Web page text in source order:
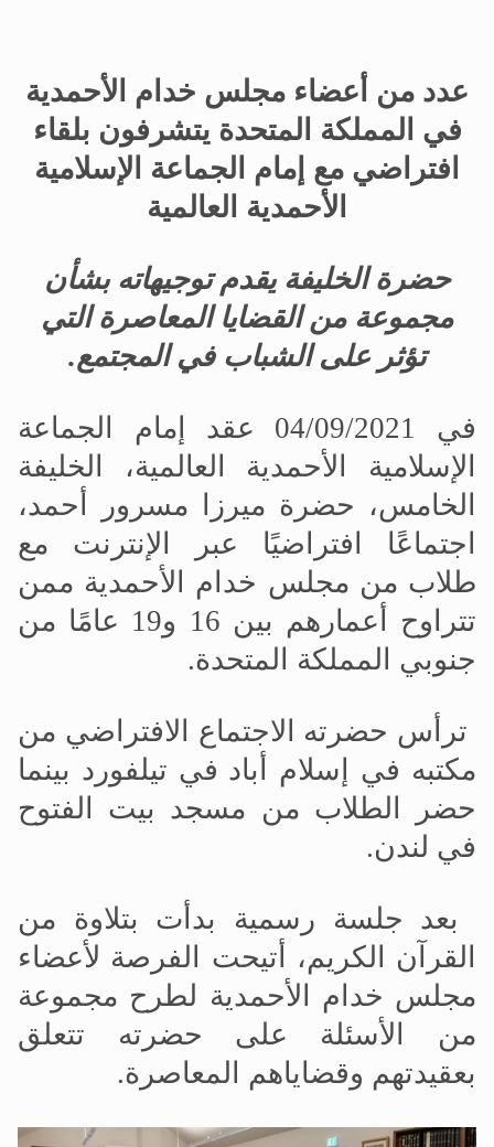
عدد من أعضاء مجلس خدام الأحمدية
في المملكة المتحدة يتشرفون بلقاء
افتراضي مع إمام الجماعة الإسلامية
الأحمدية العالمية
حضرة الخليفة يقدم توجيهاته بشأن
مجموعة من القضايا المعاصرة التي
تؤثر على الشباب في المجتمع.
في 04/09/2021 عقد إمام الجماعة
الإسلامية الأحمدية العالمية، الخليفة
الخامس، حضرة ميرزا مسرور أحمد،
اجتماعًا افتراضيًا عبر الإنترنت مع
طلاب من مجلس خدام الأحمدية ممن
تتراوح أعمارهم بين 16 و19 عامًا من
جنوبي المملكة المتحدة.
ترأس حضرته الاجتماع الافتراضي من
مكتبه في إسلام أباد في تيلفورد بينما
حضر الطلاب من مسجد بيت الفتوح
في لندن.
بعد جلسة رسمية بدأت بتلاوة من
القرآن الكريم، أتيحت الفرصة لأعضاء
مجلس خدام الأحمدية لطرح مجموعة
من الأسئلة على حضرته تتعلق
بعقيدتهم وقضاياهم المعاصرة.